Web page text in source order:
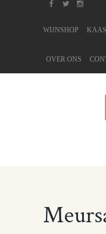
WIJNSHOP KAAS
OVER ONS